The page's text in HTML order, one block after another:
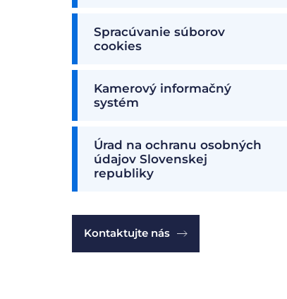
Spracúvanie súborov
cookies
Kamerový informačný
systém
Úrad na ochranu osobných
údajov Slovenskej
republiky
Kontaktujte nás